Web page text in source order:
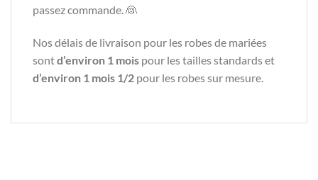
passez commande. 👰
Nos délais de livraison pour les robes de mariées
sontd’environ 1 mois pour les tailles standards et
d’environ 1 mois 1/2 pour les robes sur mesure.